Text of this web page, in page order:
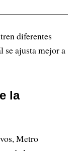
diferentes
se ajusta mejor a
la
Metro